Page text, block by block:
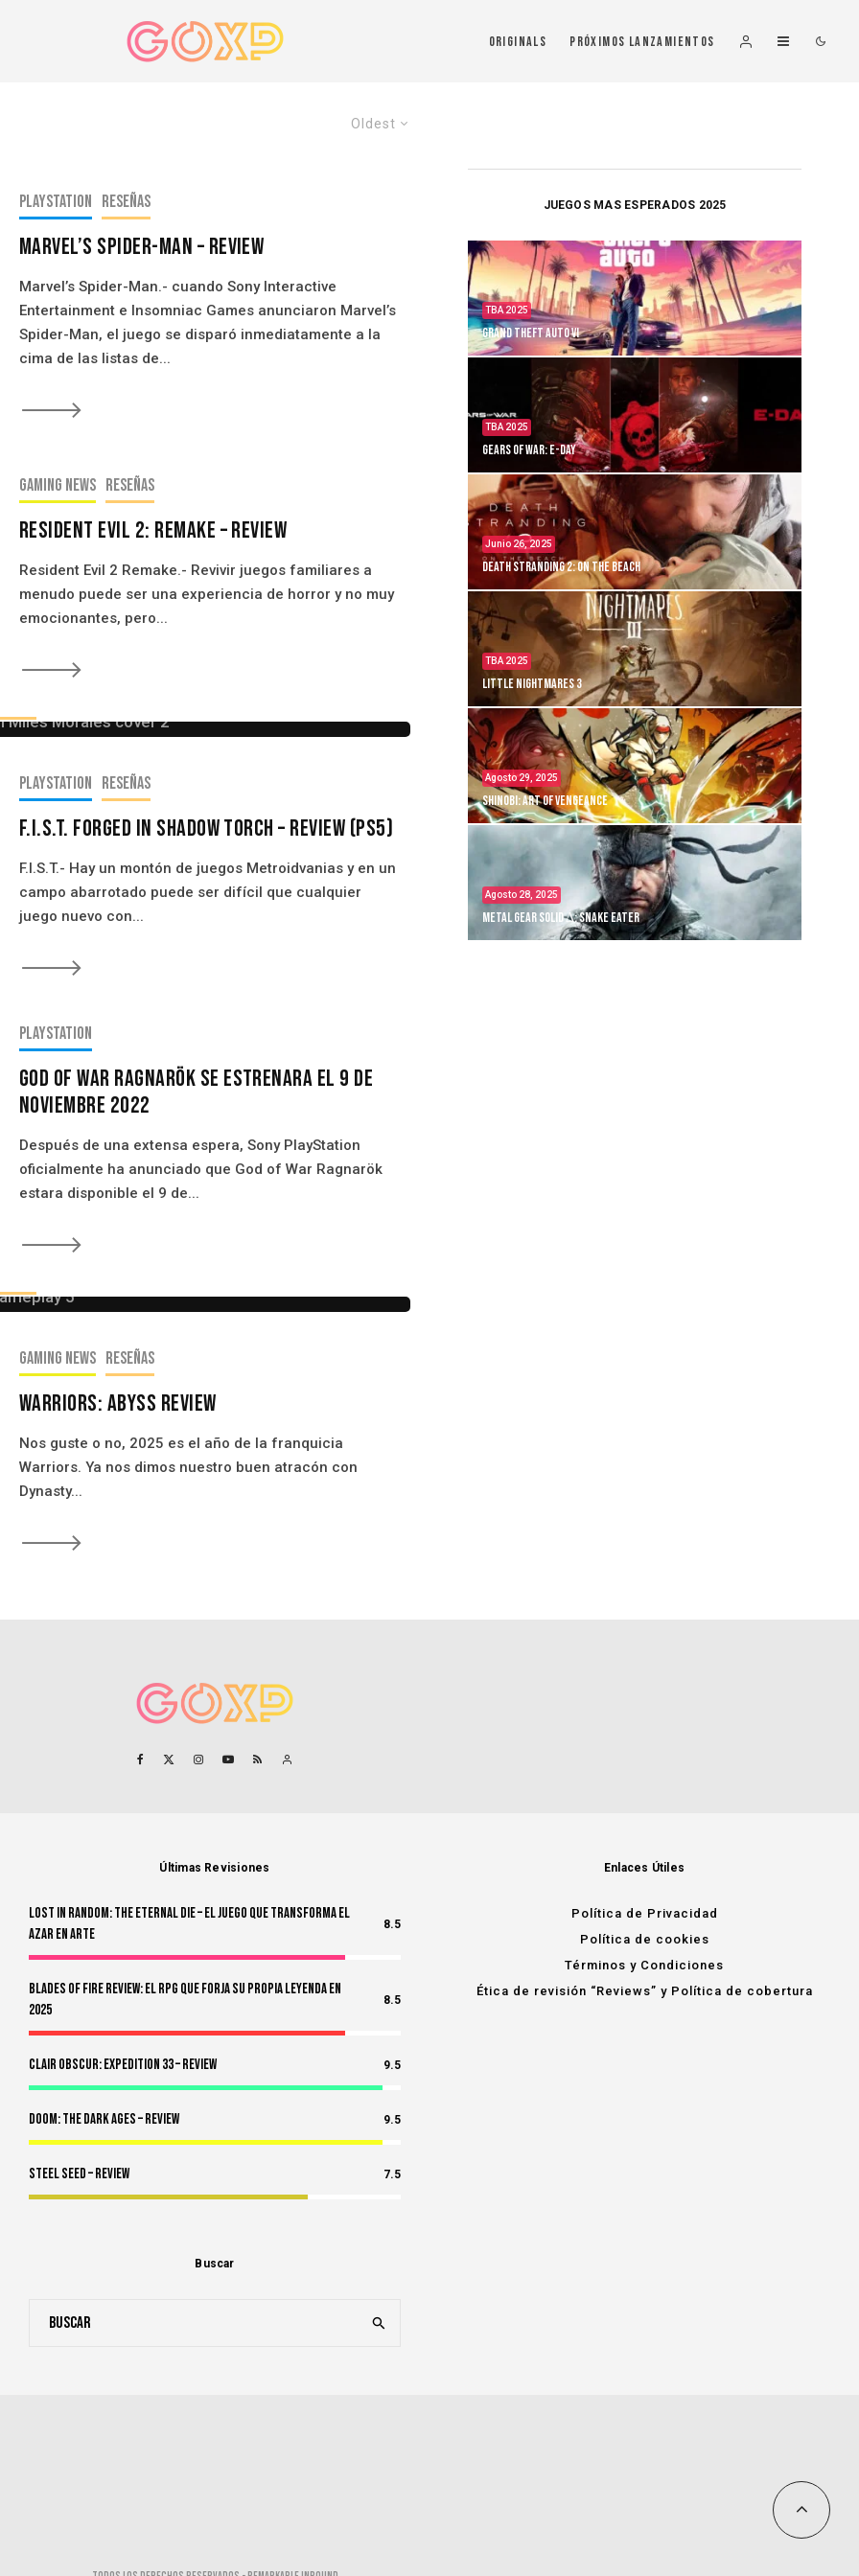
Originals Próximos Lanzamientos
Oldest
PlayStation Reseñas
Marvel’s Spider-Man – Review
Marvel’s Spider-Man.- cuando Sony Interactive
Entertainment e Insomniac Games anunciaron Marvel’s
Spider-Man, el juego se disparó inmediatamente a la
cima de las listas de...
🡒
Gaming news Reseñas
Resident Evil 2: Remake – Review
Resident Evil 2 Remake.- Revivir juegos familiares a
menudo puede ser una experiencia de horror y no muy
emocionantes, pero...
🡒
PlayStation Reseñas
F.I.S.T. Forged in Shadow Torch – Review (PS5)
F.I.S.T.- Hay un montón de juegos Metroidvanias y en un
campo abarrotado puede ser difícil que cualquier
juego nuevo con...
🡒
PlayStation
God of War Ragnarök Se Estrenara El 9 De
Noviembre 2022
Después de una extensa espera, Sony PlayStation
oficialmente ha anunciado que God of War Ragnarök
estara disponible el 9 de...
🡒
Gaming news Reseñas
Warriors: Abyss Review
Nos guste o no, 2025 es el año de la franquicia
Warriors. Ya nos dimos nuestro buen atracón con
Dynasty...
🡒
JUEGOS MAS ESPERADOS 2025
TBA 2025
Grand Theft Auto VI
TBA 2025
Gears of War: E-Day
Junio 26, 2025
Death Stranding 2: On the Beach
TBA 2025
Little Nightmares 3
Agosto 29, 2025
Shinobi: Art of Vengeance
Agosto 28, 2025
Metal Gear Solid Δ: Snake Eater
Últimas Revisiones
Lost in Random: The Eternal Die – El Juego Que Transforma el
Azar en Arte
8.5
Blades of Fire Review: El RPG Que Forja Su Propia Leyenda en
2025
8.5
Clair Obscur: Expedition 33 – Review 9.5
Doom: The Dark Ages – Review 9.5
Steel Seed – Review 7.5
Buscar
Enlaces Útiles
Política de Privacidad
Política de cookies
Términos y Condiciones
Ética de revisión “Reviews” y Política de cobertura